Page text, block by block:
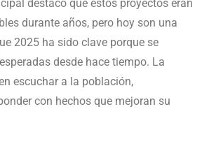
destacó que estos proyectos eran
durante años, pero hoy son una
2025 ha sido clave porque se
desde hace tiempo. La
escuchar a la población,
con hechos que mejoran su